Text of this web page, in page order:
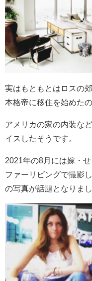
実はもともとはロスの
本格帝に移住を始めた
アメリカの家の内装な
イスしたそうです。
2021年の8月には嫁・
ファーリビングで撮影
の写真が話題となりまし